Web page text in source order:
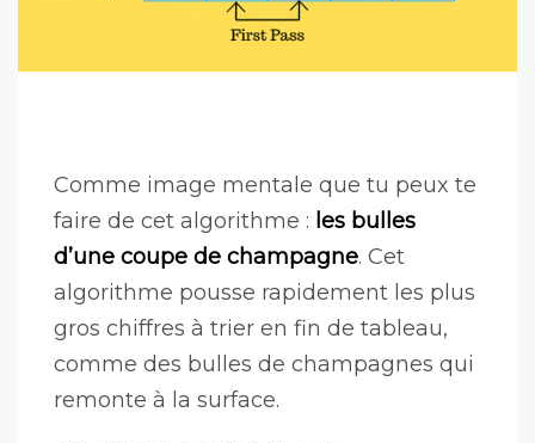
Comme image mentale que tu peux te
faire de cet algorithme : les bulles
d’une coupe de champagne. Cet
algorithme pousse rapidement les plus
gros chiffres à trier en fin de tableau,
comme des bulles de champagnes qui
remonte à la surface.